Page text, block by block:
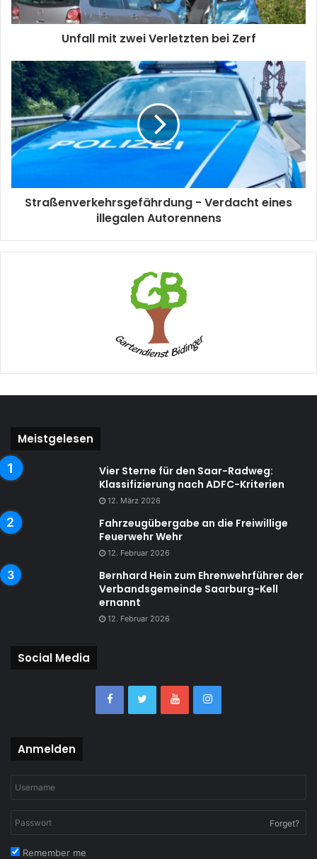
Unfall mit zwei Verletzten bei Zerf
Straßenverkehrsgefährdung - Verdacht eines
illegalen Autorennens
Meistgelesen
Vier Sterne für den Saar-Radweg:
Klassifizierung nach ADFC-Kriterien
12. März 2026
Fahrzeugübergabe an die Freiwillige
Feuerwehr Wehr
12. Februar 2026
Bernhard Hein zum Ehrenwehrführer der
Verbandsgemeinde Saarburg-Kell
ernannt
12. Februar 2026
Social Media
Anmelden
Forget?
Remember me